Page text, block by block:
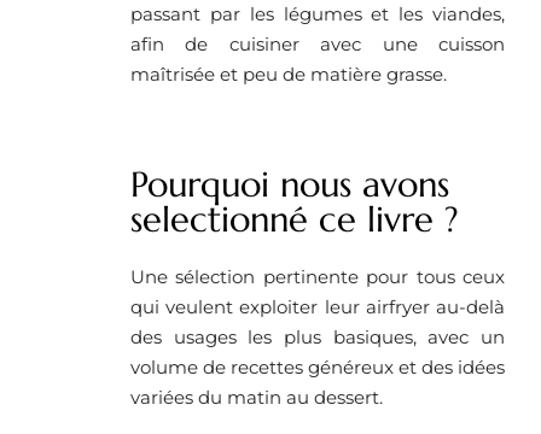
passant par les légumes et les viandes,
afin de cuisiner avec une cuisson
maîtrisée et peu de matière grasse.
Pourquoi nous avons
selectionné ce livre ?
Une sélection pertinente pour tous ceux
qui veulent exploiter leur airfryer au-delà
des usages les plus basiques, avec un
volume de recettes généreux et des idées
variées du matin au dessert.